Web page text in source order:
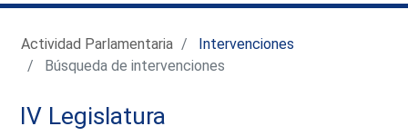
Actividad Parlamentaria
Intervenciones
Búsqueda de intervenciones
IV Legislatura